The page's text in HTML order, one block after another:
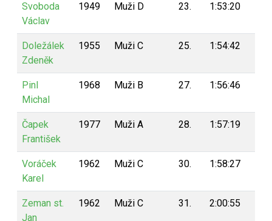
Svoboda
Václav
1949 Muži D 23. 1:53:20
Doležálek
Zdeněk
1955 Muži C 25. 1:54:42
Pinl
Michal
1968 Muži B 27. 1:56:46
Čapek
František
1977 Muži A 28. 1:57:19
Voráček
Karel
1962 Muži C 30. 1:58:27
Zeman st.
Jan
1962 Muži C 31. 2:00:55